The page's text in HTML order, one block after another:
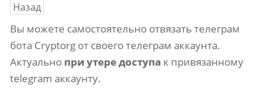
Назад
Вы можете самостоятельно отвязать телеграм
бота Cryptorg от своего телеграм аккаунта.
Актуально при утере доступа к привязанному
telegram аккаунту.